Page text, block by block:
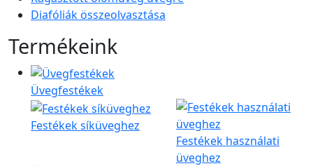
Diafóliák összeolvasztása
Termékeink
Üvegfestékek
Festékek síküveghez
Festékek használati
üveghez